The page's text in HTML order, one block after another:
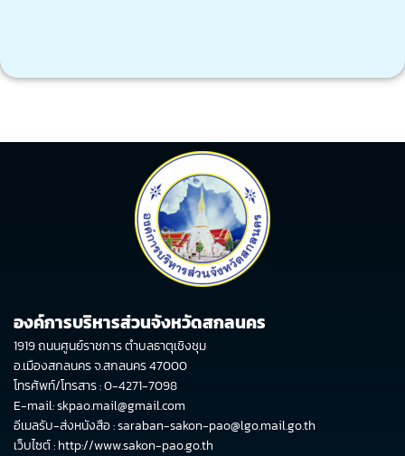
องค์การบริหารส่วนจังหวัดสกลนคร
1919 ถนนศูนย์ราชการ ตำบลธาตุเชิงชุม
อ.เมืองสกลนคร จ.สกลนคร 47000
โทรศัพท์/โทรสาร : 0-4271-7098
E-mail: skpao.mail@gmail.com
อีเมลรับ-ส่งหนังสือ : saraban-sakon-pao@lgo.mail.go.th
เว็บไซต์ :http://www.sakon-pao.go.th